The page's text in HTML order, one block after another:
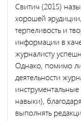
Свитич (2015)
хорошей эрудиции,
терпеливость и
информации в
журналисту
Однако, помимо
деятельности
навыки),
выполнять